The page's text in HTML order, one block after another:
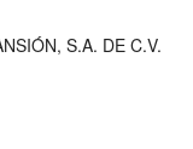
S.A. DE C.V.